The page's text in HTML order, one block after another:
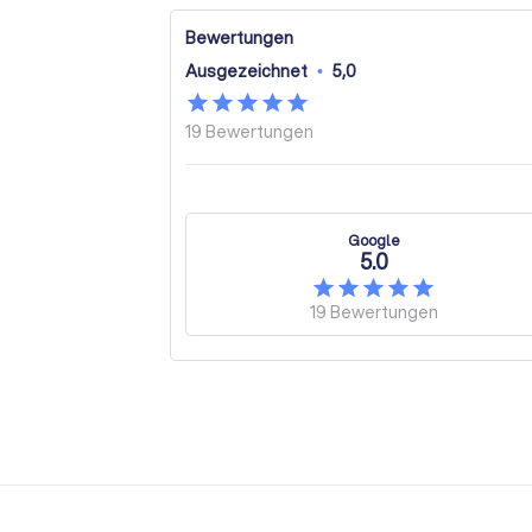
Bewertungen
Ausgezeichnet • 5,0
19 Bewertungen
Google
5.0
19 Bewertungen